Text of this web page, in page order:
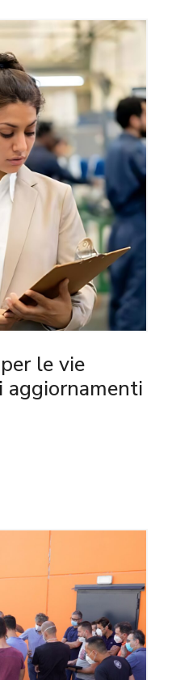
le vie
aggiornamenti